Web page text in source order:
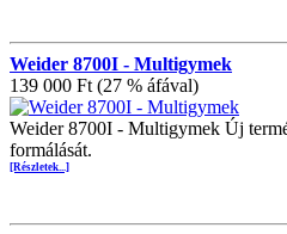
Weider 8700I - Multigymek
139 000 Ft (27 % áfával)
Weider 8700I - Multigymek Új
formálását.
[Részletek...]